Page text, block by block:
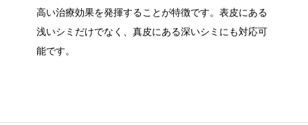
高い治療効果を発揮することが特徴です。表皮にある
浅いシミだけでなく、真皮にある深いシミにも対応可
能です。